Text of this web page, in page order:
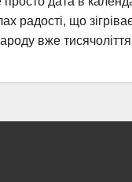
радості, що
вже